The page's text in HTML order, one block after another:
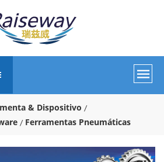
& Dispositivo
Ferramentas Pneumáticas